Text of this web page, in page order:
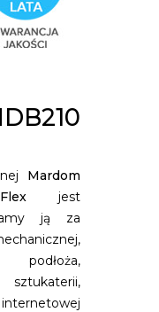
Mardom
jest
ją za